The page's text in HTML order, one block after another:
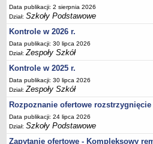
Zarządzenia
Rejestry, ewidencje, archiwa
Kontrole
PONOWNE WYKORZYSTYWANIE
Sprawozdania
Deklaracja dostępności
PONOWNE WYKORZYSTYWANIE
UDOSTĘPNIANIE INFORMACJI PUBLICZNEJ
Data publikacji: 2 sierpnia 2026
Dział:Szkoły Podstawowe
Kontrole w 2026 r.
Data publikacji: 30 lipca 2026
Dział:Zespoły Szkół
Kontrole w 2025 r.
Data publikacji: 30 lipca 2026
Dział:Zespoły Szkół
Rozpoznanie ofertowe
Data publikacji: 24 lipca 2026
Dział:Szkoły Podstawowe
Zapytanie ofertowe - Kompleksowy